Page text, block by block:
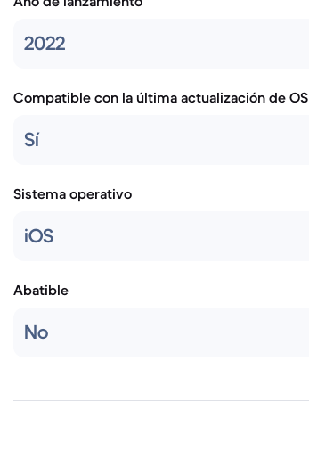
2022
Compatible con la última actualización de OS
Sí
Sistema operativo
iOS
Abatible
No